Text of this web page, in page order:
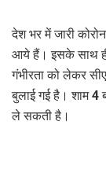
देश भर में जारी
आये हैं। इसके साथ ही
गंभीरता को लेकर
बुलाई गई है। शाम 4
ले सकती है।